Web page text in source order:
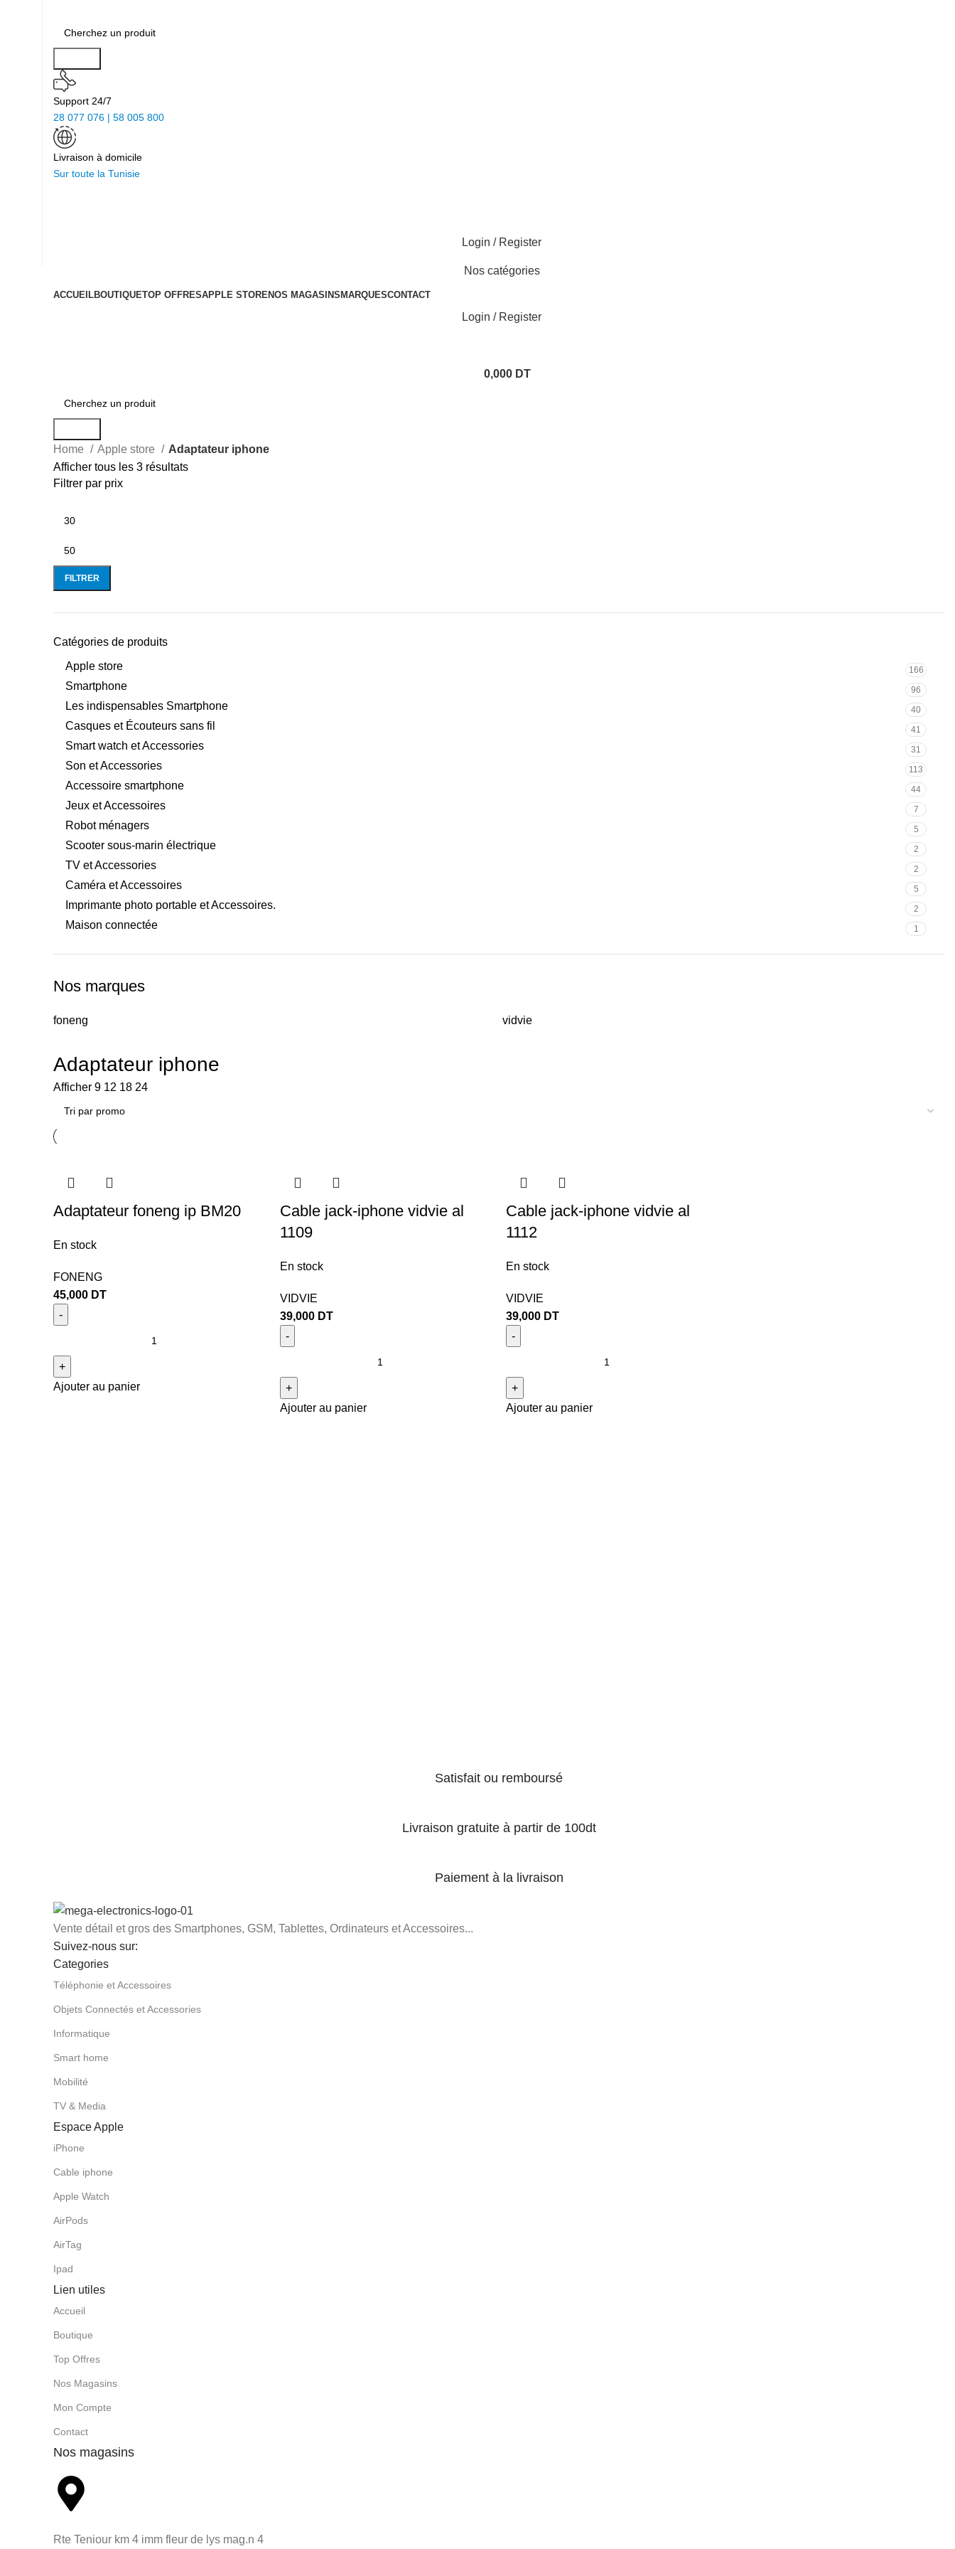
Support 24/7
28 077 076 | 58 005 800
Livraison à domicile
Sur toute la Tunisie
Login / Register
Nos catégories
ACCUEILBOUTIQUETOP OFFRESAPPLE STORENOS MAGASINS MARQUESCONTACT
Login / Register
0,000 DT
Home
Apple store
Adaptateur iphone
Afficher tous les 3 résultats
Filtrer par prix
FILTRER
Catégories de produits
Apple store
166
Smartphone 96
Les indispensables Smartphone 40
Casques et Écouteurs sans fil 41
Smart watch et Accessories 31
Son et Accessories 113
Accessoire smartphone 44
Jeux et Accessoires 7
Robot ménagers 5
Scooter sous-marin électrique 2
TV et Accessories 2
Caméra et Accessoires 5
Imprimante photo portable et Accessoires. 2
Maison connectée 1
Nos marques
foneng vidvie
Adaptateur iphone
Afficher 9 12 18 24
Adaptateur foneng ip BM20
En stock
FONENG
45,000 DT
Ajouter au panier
Cable jack-iphone vidvie al
1109
En stock
VIDVIE
39,000 DT
Ajouter au panier
Cable jack-iphone vidvie al
1112
En stock
VIDVIE
39,000 DT
Ajouter au panier
Satisfait ou remboursé
Livraison gratuite à partir de 100dt
Paiement à la livraison
Vente détail et gros des Smartphones, GSM, Tablettes, Ordinateurs et Accessoires...
Suivez-nous sur:
Categories
Téléphonie et Accessoires
Objets Connectés et Accessories
Informatique
Smart home
Mobilité
TV & Media
Espace Apple
iPhone
Cable iphone
Apple Watch
AirPods
AirTag
Ipad
Lien utiles
Accueil
Boutique
Top Offres
Nos Magasins
Mon Compte
Contact
Nos magasins
Rte Teniour km 4 imm fleur de lys mag.n 4